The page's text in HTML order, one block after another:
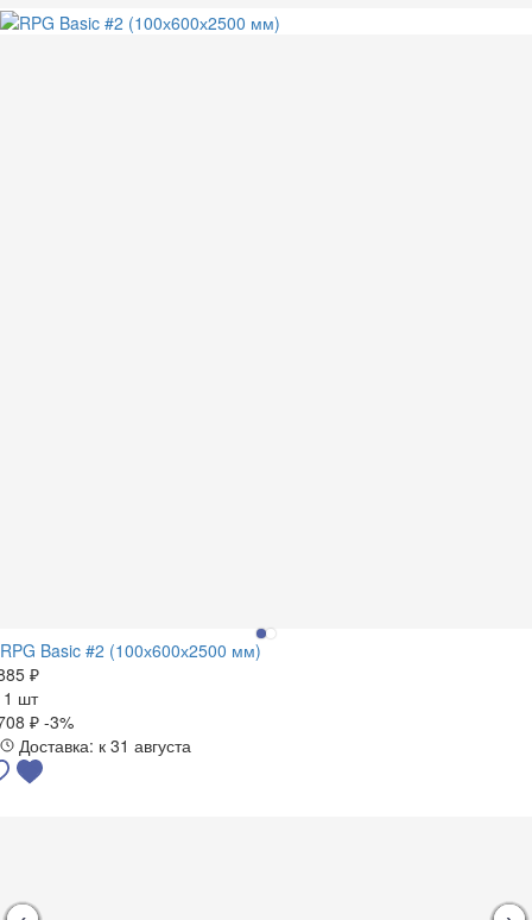
RPG Basic #2 (100х600х2500 мм)
₽
1 шт
₽ -3%
Доставка: к 31 августа